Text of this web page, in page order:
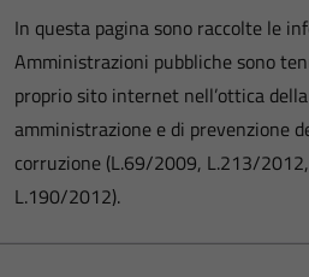
In questa pagina sono raccolte le
Amministrazioni pubbliche sono
proprio sito internet nell’ottica
amministrazione e di prevenzione
corruzione (L.69/2009, L.213/
L.190/2012).